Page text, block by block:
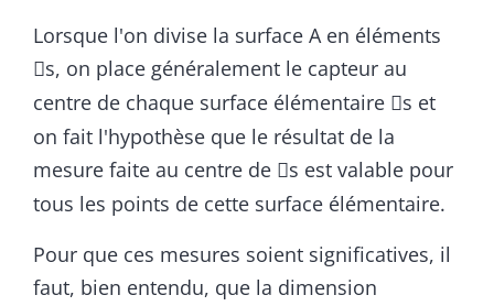
Lorsque l'on divise la surface A en éléments
s, on place généralement le capteur au
centre de chaque surface élémentaire s et
on fait l'hypothèse que le résultat de la
mesure faite au centre de s est valable pour
tous les points de cette surface élémentaire.
Pour que ces mesures soient significatives, il
faut, bien entendu, que la dimension